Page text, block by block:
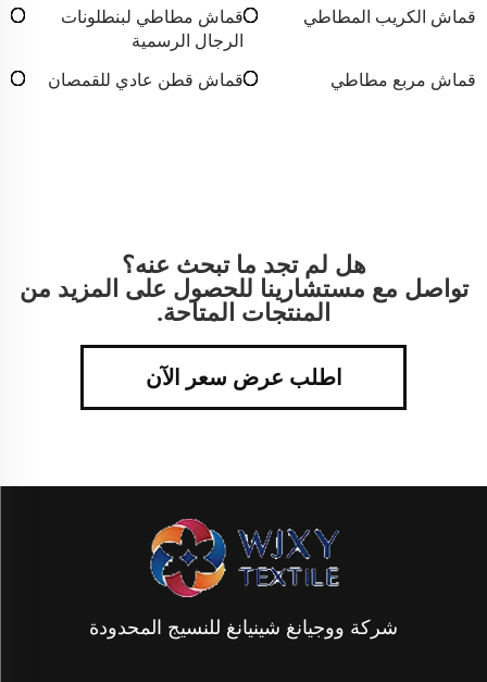
قماش الكريب المطاطي
قماش مطاطي لبنطلونات
الرجال الرسمية
قماش مربع مطاطي
قماش قطن عادي للقمصان
هل لم تجد ما تبحث عنه؟
تواصل مع مستشارينا للحصول على المزيد من
المنتجات المتاحة.
اطلب عرض سعر الآن
شركة ووجيانغ شينيانغ للنسيج المحدودة